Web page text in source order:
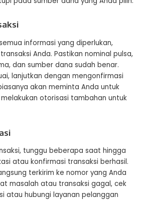
informasi yang diperlukan,
Anda. Pastikan nominal pulsa,
dan sumber dana sudah benar.
lanjutkan dengan mengonfirmasi
akan meminta Anda untuk
otorisasi tambahan untuk
tunggu beberapa saat hingga
atau konfirmasi transaksi berhasil.
terkirim ke nomor yang Anda
masalah atau transaksi gagal, cek
atau hubungi layanan pelanggan